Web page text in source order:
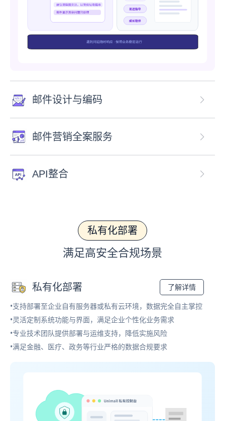
邮件设计与编码
邮件营销全案服务
API整合
私有化部署
满足高安全合规场景
私有化部署 了解详情
•支持部署至企业自有服务器或私有云环境，数据完全自主掌控
•灵活定制系统功能与界面，满足企业个性化业务需求
•专业技术团队提供部署与运维支持，降低实施风险
•满足金融、医疗、政务等行业严格的数据合规要求